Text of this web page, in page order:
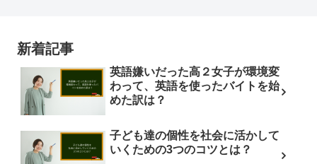
新着記事
英語嫌いだった高２女子が環境変
わって、英語を使ったバイトを始
めた訳は？
子ども達の個性を社会に活かして
いくための3つのコツとは？